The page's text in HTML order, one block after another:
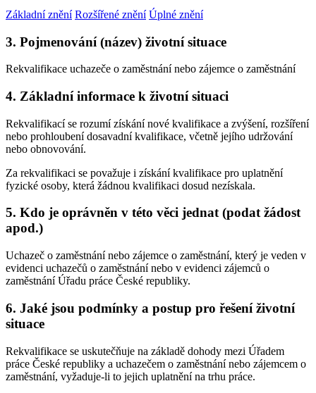
Základní znění Rozšířené znění Úplné znění
3. Pojmenování (název) životní situace
Rekvalifikace uchazeče o zaměstnání nebo zájemce o zaměstnání
4. Základní informace k životní situaci
Rekvalifikací se rozumí získání nové kvalifikace a zvýšení, rozšíření
nebo prohloubení dosavadní kvalifikace, včetně jejího udržování
nebo obnovování.
Za rekvalifikaci se považuje i získání kvalifikace pro uplatnění
fyzické osoby, která žádnou kvalifikaci dosud nezískala.
5. Kdo je oprávněn v této věci jednat (podat žádost
apod.)
Uchazeč o zaměstnání nebo zájemce o zaměstnání, který je veden v
evidenci uchazečů o zaměstnání nebo v evidenci zájemců o
zaměstnání Úřadu práce České republiky.
6. Jaké jsou podmínky a postup pro řešení životní
situace
Rekvalifikace se uskutečňuje na základě dohody mezi Úřadem
práce České republiky a uchazečem o zaměstnání nebo zájemcem o
zaměstnání, vyžaduje-li to jejich uplatnění na trhu práce.